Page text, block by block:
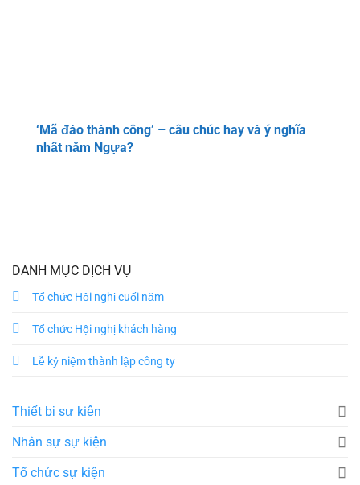
‘Mã đáo thành công’ – câu chúc hay và ý nghĩa
nhất năm Ngựa?
DANH MỤC DỊCH VỤ
Tổ chức Hội nghị cuối năm
Tổ chức Hội nghị khách hàng
Lễ kỷ niệm thành lập công ty
Thiết bị sự kiện
Nhân sự sự kiện
Tổ chức sự kiện